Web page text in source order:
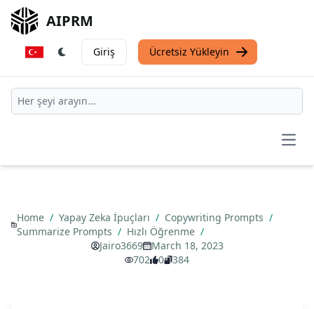
AIPRM
Giriş Ücretsiz Yükleyin
Home / Yapay Zeka İpuçları / Copywriting Prompts /
Summarize Prompts / Hızlı Öğrenme /
Jairo3669
March 18, 2023
702
0 384